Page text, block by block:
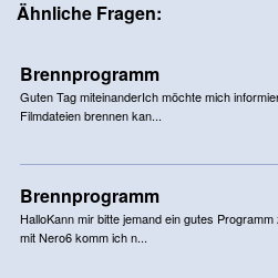
Ähnliche Fragen:
Brennprogramm
Guten Tag miteinanderIch möchte mich
Filmdateien brennen kan...
Brennprogramm
HalloKann mir bitte jemand ein gutes
mit Nero6 komm ich n...